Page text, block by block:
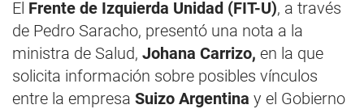
El Frente de Izquierda Unidad (FIT-U), a través
de Pedro Saracho, presentó una nota a la
ministra de Salud, Johana Carrizo, en la que
solicita información sobre posibles vínculos
entre la empresa Suizo Argentina y el Gobierno